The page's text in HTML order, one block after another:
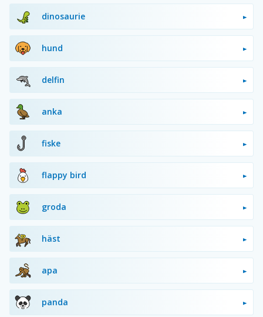
dinosaurie
hund
delfin
anka
fiske
flappy bird
groda
häst
apa
panda